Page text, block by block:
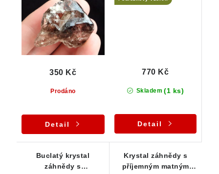
Prodáno
350 Kč
Detail
Skladem (1 ks)
770 Kč
Detail
Buclatý krystal
záhnědy s
Krystal záhnědy s
příjemným matným